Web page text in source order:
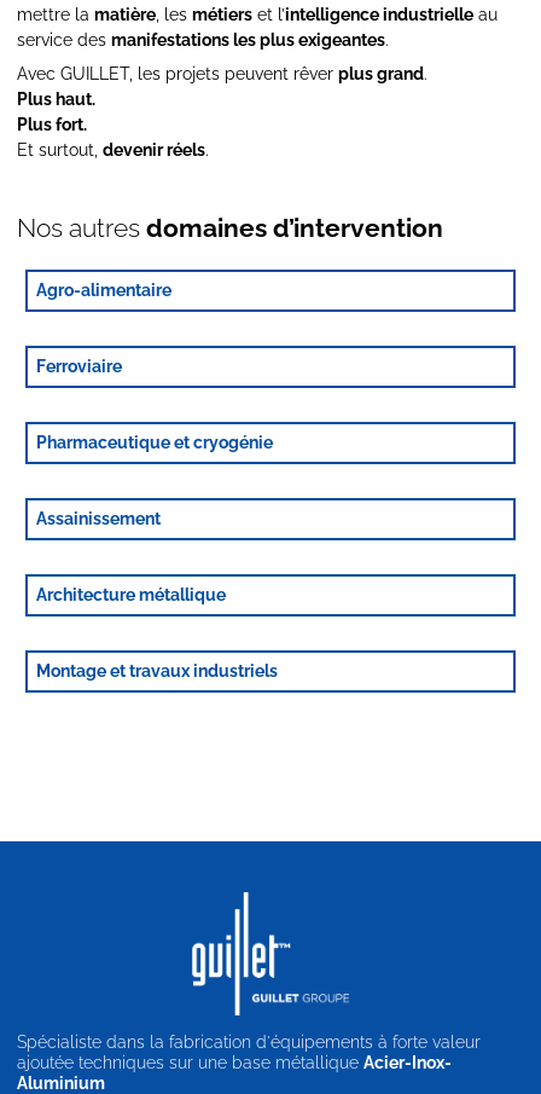
mettre la matière , les métiers et l’intelligence industrielle au
service des manifestations les plus exigeantes.
Avec GUILLET, les projets peuvent rêver plus grand.
Plus haut.
Plus fort.
Et surtout, devenir réels.
Nos autres domaines d’intervention
Agro-alimentaire
Ferroviaire
Pharmaceutique et cryogénie
Assainissement
Architecture métallique
Montage et travaux industriels
Spécialiste dans la fabrication d'équipements à forte valeur
ajoutée techniques sur une base métallique Acier-Inox-
Aluminium